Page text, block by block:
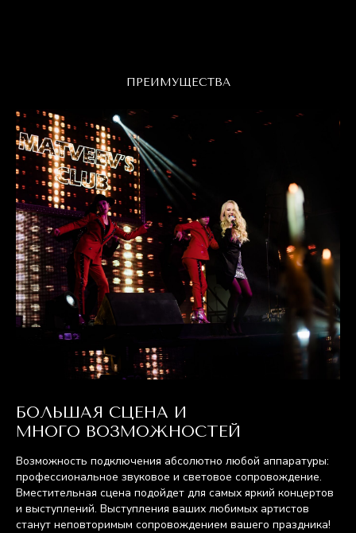
ПРЕИМУЩЕСТВА
БОЛЬШАЯ СЦЕНА И
МНОГО ВОЗМОЖНОСТЕЙ
Возможность подключения абсолютно любой аппаратуры:
профессиональное звуковое и световое сопровождение.
Вместительная сцена подойдет для самых яркий концертов
и выступлений. Выступления ваших любимых артистов
станут неповторимым сопровождением вашего праздника!